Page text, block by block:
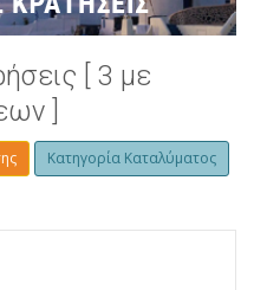
[ 3 με
]
Κατηγορία Καταλύματος